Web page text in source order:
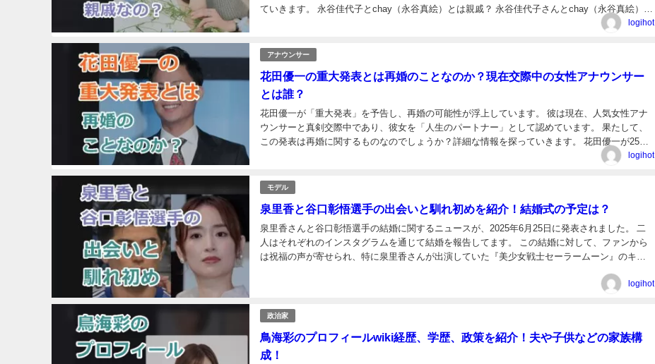
ていきます。 永谷佳代子とchay（永谷真絵）とは親戚？ 永谷佳代子さんとchay（永谷真絵）さ
logihot
アナウンサー
花田優一の重大発表とは再婚のことなのか？現在交際中の女性アナウンサー
とは誰？
花田優一が「重大発表」を予告し、再婚の可能性が浮上しています。 彼は現在、人気女性アナ
ウンサーと真剣交際中であり、彼女を「人生のパートナー」として認めています。 果たして、
この発表は再婚に関するものなのでしょうか？詳細な情報を探っていきます。 花田優一が25
logihot
モデル
泉里香と谷口彰悟選手の出会いと馴れ初めを紹介！結婚式の予定は？
泉里香さんと谷口彰悟選手の結婚に関するニュースが、2025年6月25日に発表されました。 二
人はそれぞれのインスタグラムを通じて結婚を報告してます。 この結婚に対して、ファンから
は祝福の声が寄せられ、特に泉里香さんが出演していた『美少女戦士セーラームーン』のキャ
logihot
政治家
鳥海彩のプロフィールwiki経歴、学歴、政策を紹介！夫や子供などの家族構
成！